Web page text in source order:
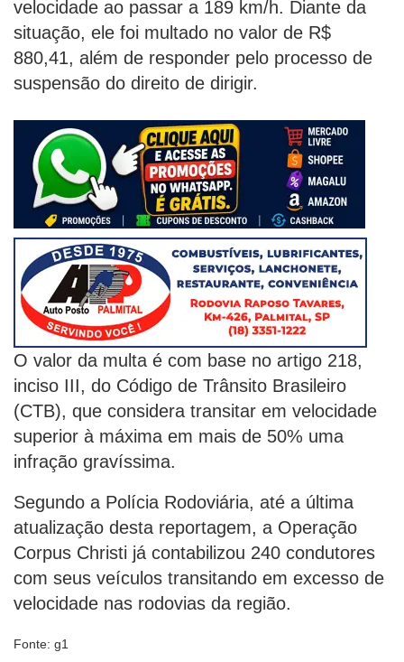
velocidade ao passar a 189 km/h. Diante da
situação, ele foi multado no valor de R$
880,41, além de responder pelo processo de
suspensão do direito de dirigir.
O valor da multa é com base no artigo 218,
inciso III, do Código de Trânsito Brasileiro
(CTB), que considera transitar em velocidade
superior à máxima em mais de 50% uma
infração gravíssima.
Segundo a Polícia Rodoviária, até a última
atualização desta reportagem, a Operação
Corpus Christi já contabilizou 240 condutores
com seus veículos transitando em excesso de
velocidade nas rodovias da região.
Fonte: g1